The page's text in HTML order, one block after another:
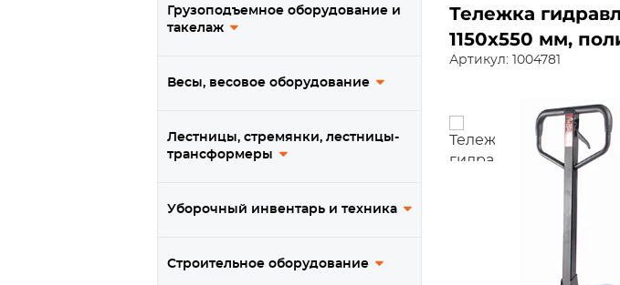
Грузоподъемное оборудование и
такелаж
Весы, весовое оборудование
Лестницы, стремянки, лестницы-
трансформеры
Уборочный инвентарь и техника
Строительное оборудование
Тележка
1150х550 мм,
Артикул: 1004781